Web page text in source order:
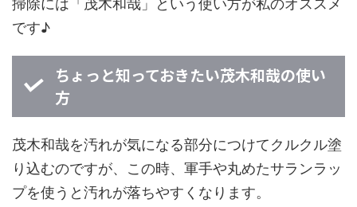
掃除には「茂木和哉」という使い方が私のオススメ
です♪
ちょっと知っておきたい茂木和哉の使い
方
茂木和哉を汚れが気になる部分につけてクルクル塗
り込むのですが、この時、軍手や丸めたサランラッ
プを使うと汚れが落ちやすくなります。